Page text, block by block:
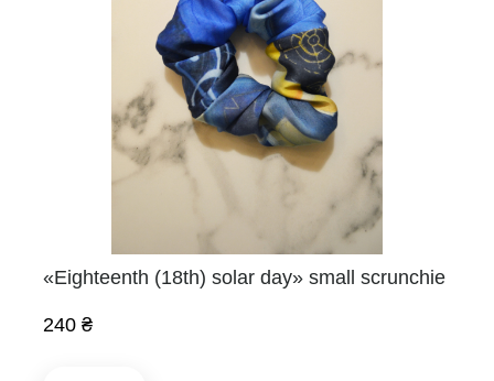
«Eighteenth (18th) solar day» small scrunchie
240 ₴